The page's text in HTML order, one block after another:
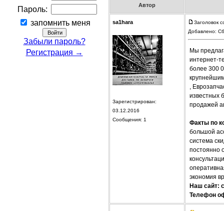
Пароль:
запомнить меня
Забыли пароль?
Регистрация →
Автор
sa1hara
Зарегистрирован:
03.12.2016
Сообщения: 1
Заголовок
Добавлено:
Мы
интернет-
более 300
,
известных
продажей
Факты по
большой
система
постоянно
экономия
Наш сайт:
Телефон